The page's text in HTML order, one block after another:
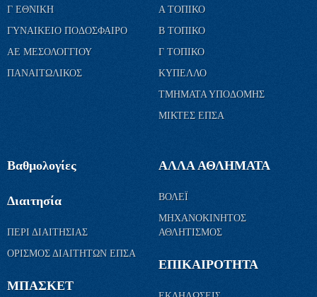
Γ ΕΘΝΙΚΗ
ΓΥΝΑΙΚΕΙΟ ΠΟΔΟΣΦΑΙΡΟ
ΑΕ ΜΕΣΟΛΟΓΓΙΟΥ
ΠΑΝΑΙΤΩΛΙΚΟΣ
Α ΤΟΠΙΚΟ
Β ΤΟΠΙΚΟ
Γ ΤΟΠΙΚΟ
ΚΥΠΕΛΛΟ
ΤΜΗΜΑΤΑ ΥΠΟΔΟΜΗΣ
ΜΙΚΤΕΣ ΕΠΣΑ
Βαθμολογίες
Διαιτησία
ΠΕΡΙ ΔΙΑΙΤΗΣΙΑΣ
ΟΡΙΣΜΟΣ ΔΙΑΙΤΗΤΩΝ ΕΠΣΑ
ΜΠΑΣΚΕΤ
ΑΛΛΑ ΑΘΛΗΜΑΤΑ
ΒΟΛΕΪ
ΜΗΧΑΝΟΚΙΝΗΤΟΣ
ΑΘΛΗΤΙΣΜΟΣ
ΕΠΙΚΑΙΡΟΤΗΤΑ